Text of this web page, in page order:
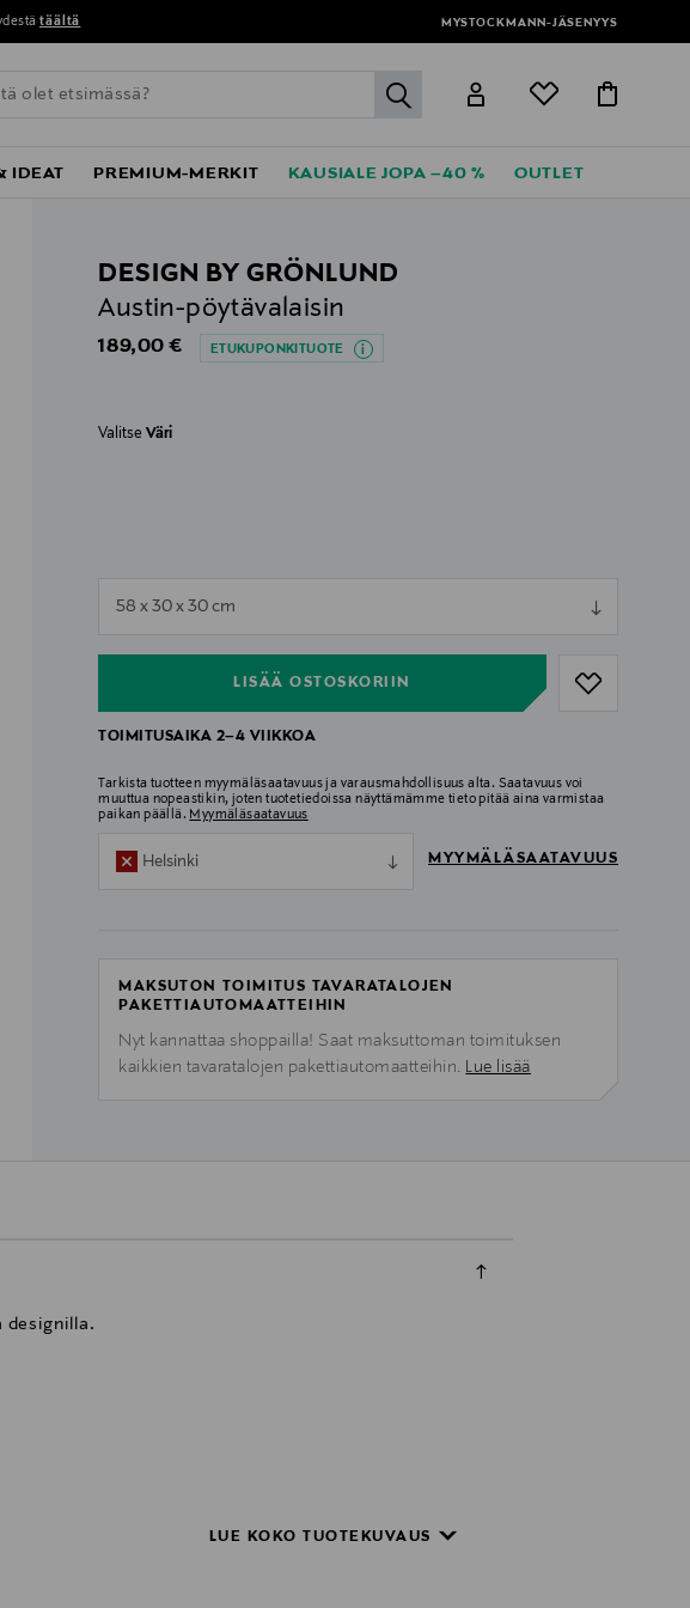
täältä MYSTOCKMANN-JÄSENYYS
label.header.go
IDEAT PREMIUM-MERKIT KAUSIALE JOPA –40 % OUTLET
DESIGN BY GRÖNLUND
Austin-pöytävalaisin
Original Price
189,00 € ETUKUPONKITUOTE
ValitseVäri
58 x 30 x 30 cm
LISÄÄ OSTOSKORIIN
null
TOIMITUSAIKA 2–4 VIIKKOA
Tarkista tuotteen myymäläsaatavuus ja varausmahdollisuus alta. Saatavuus voi
muuttua nopeastikin, joten tuotetiedoissa näyttämämme tieto pitää aina varmistaa
paikan päällä. Myymäläsaatavuus
Helsinki MYYMÄLÄSAATAVUUS
MAKSUTON TOIMITUS TAVARATALOJEN
PAKETTIAUTOMAATTEIHIN
Nyt kannattaa shoppailla! Saat maksuttoman toimituksen
kaikkien tavaratalojen pakettiautomaatteihin. Lue lisää
designilla.
LUE KOKO TUOTEKUVAUS